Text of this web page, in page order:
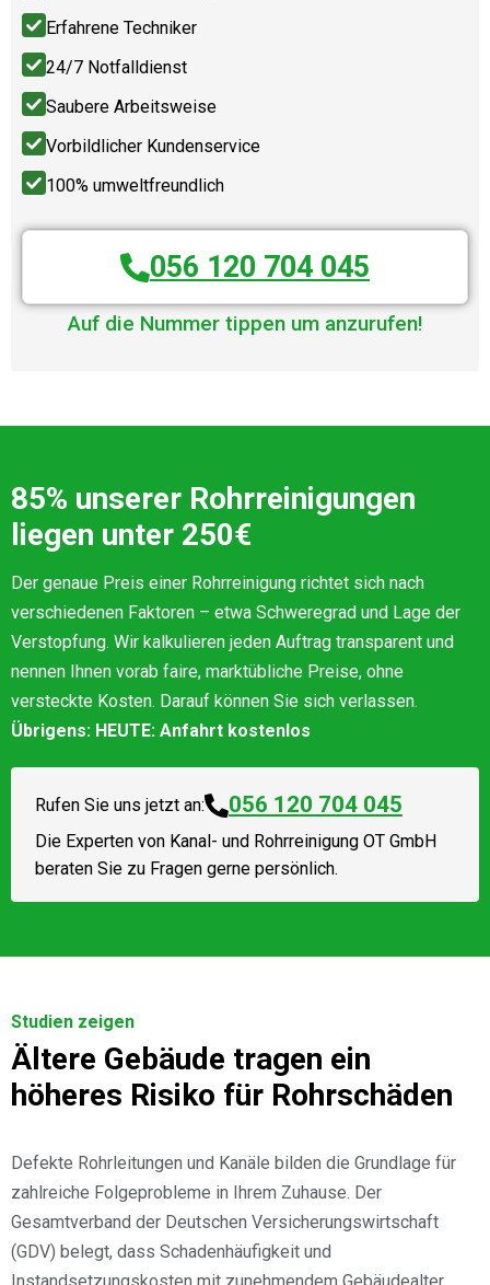
Erfahrene Techniker
24/7 Notfalldienst
Saubere Arbeitsweise
Vorbildlicher Kundenservice
100% umweltfreundlich
056 120 704 045
Auf die Nummer tippen um anzurufen!
85% unserer Rohrreinigungen
liegen unter 250€
Der genaue Preis einer Rohrreinigung richtet sich nach
verschiedenen Faktoren – etwa Schweregrad und Lage der
Verstopfung. Wir kalkulieren jeden Auftrag transparent und
nennen Ihnen vorab faire, marktübliche Preise, ohne
versteckte Kosten. Darauf können Sie sich verlassen.
Übrigens: HEUTE: Anfahrt kostenlos
Rufen Sie uns jetzt an: 056 120 704 045
Die Experten von Kanal- und Rohrreinigung OT GmbH
beraten Sie zu Fragen gerne persönlich.
Studien zeigen
Ältere Gebäude tragen ein
höheres Risiko für Rohrschäden
Defekte Rohrleitungen und Kanäle bilden die Grundlage für
zahlreiche Folgeprobleme in Ihrem Zuhause. Der
Gesamtverband der Deutschen Versicherungswirtschaft
(GDV) belegt, dass Schadenhäufigkeit und